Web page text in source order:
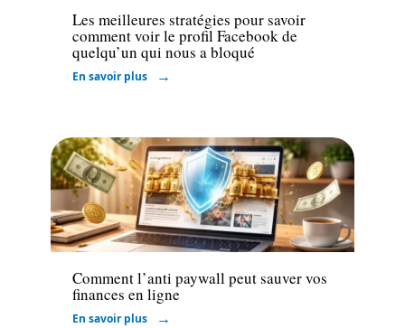
Les meilleures stratégies pour savoir
comment voir le profil Facebook de
quelqu’un qui nous a bloqué
En savoir plus
Marketing
Comment l’anti paywall peut sauver vos
finances en ligne
En savoir plus